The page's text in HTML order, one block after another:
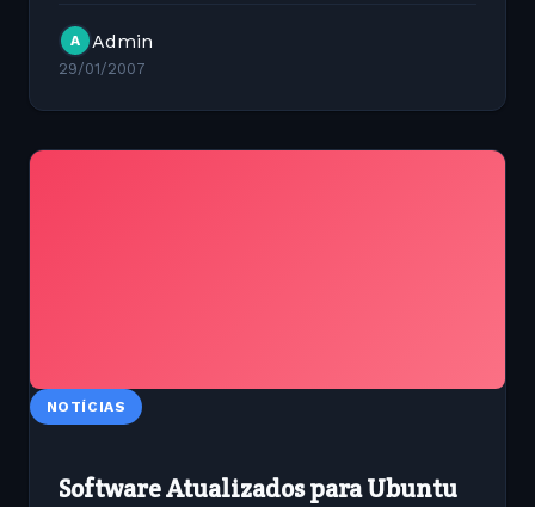
A Admin
29/01/2007
NOTÍCIAS
Software Atualizados para Ubuntu